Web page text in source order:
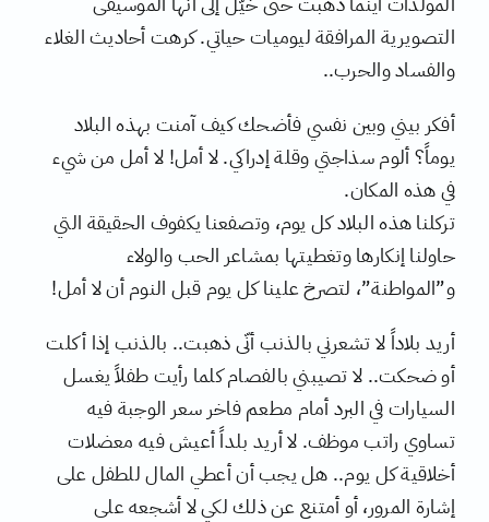
التصويرية المرافقة ليوميات حياتي. كرهت أحاديث الغلاء
والفساد والحرب..
أفكر بيني وبين نفسي فأضحك كيف آمنت بهذه البلاد
يوماً؟ ألوم سذاجتي وقلة إدراكي. لا أمل! لا أمل من شيء
في هذه المكان.
تركلنا هذه البلاد كل يوم، وتصفعنا يكفوف الحقيقة التي
حاولنا إنكارها وتغطيتها بمشاعر الحب والولاء
و”المواطنة”، لتصرخ علينا كل يوم قبل النوم أن لا أمل!
أريد بلاداً لا تشعرني بالذنب أنّى ذهبت.. بالذنب إذا أكلت
أو ضحكت.. لا تصيبني بالفصام كلما رأيت طفلاً يغسل
السيارات في البرد أمام مطعم فاخر سعر الوجبة فيه
تساوي راتب موظف. لا أريد بلداً أعيش فيه معضلات
أخلاقية كل يوم.. هل يجب أن أعطي المال للطفل على
إشارة المرور، أو أمتنع عن ذلك لكي لا أشجعه على